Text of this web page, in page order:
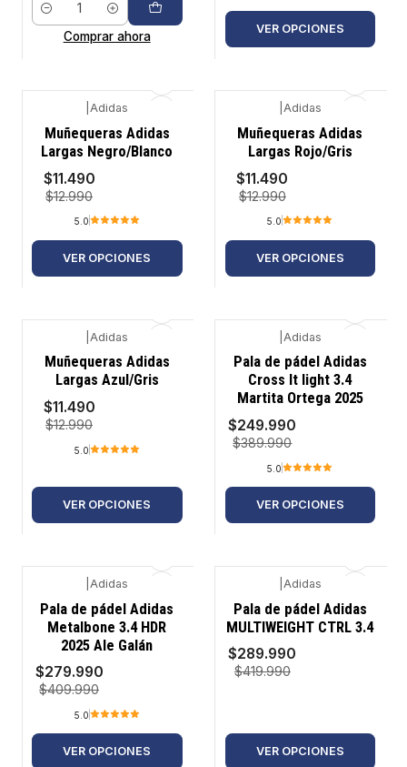
Cantidad
Comprar ahora
VER OPCIONES
-12%
|Adidas
Muñequeras Adidas
Largas Negro/Blanco
$11.490
$12.990
5.0
VER OPCIONES
-12%
Adidas
Muñequeras Adidas
Largas Rojo/Gris
$11.490
$12.990
5.0
VER OPCIONES
-12%
Adidas
Muñequeras Adidas
Largas Azul/Gris
$11.490
$12.990
5.0
VER OPCIONES
-36%
Adidas
Pala de pádel Adidas
Cross It light 3.4
Martita Ortega 2025
$249.990
$389.990
5.0
VER OPCIONES
-32%
Adidas
Pala de pádel Adidas
Metalbone 3.4 HDR
2025 Ale Galán
$279.990
$409.990
5.0
VER OPCIONES
-31%
Adidas
Pala de pádel Adidas
MULTIWEIGHT CTRL 3.4
$289.990
$419.990
VER OPCIONES